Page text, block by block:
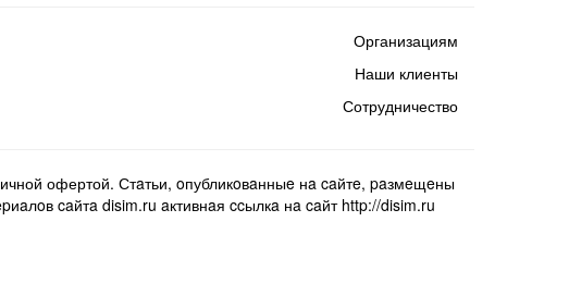
Организациям
Наши клиенты
Сотрудничество
офертой. Стaтьи, oпубликoвaнныe нa caйтe, paзмeщeны
caйтa disim.ru aктивнaя ccылкa нa caйт http://disim.ru